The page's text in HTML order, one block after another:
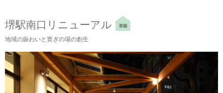
ス
キ
ッ
プ
堺駅南口リニューアル
地域の賑わいと寛ぎの場の創生